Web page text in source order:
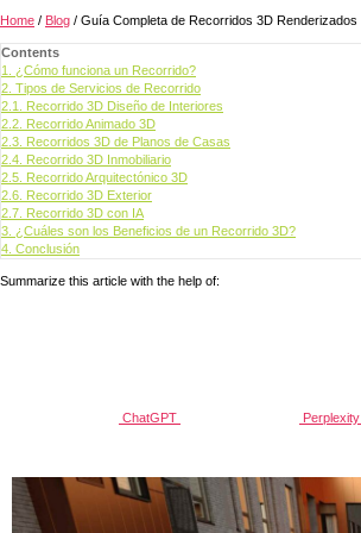
Home / Blog / Guía Completa de Recorridos 3D Renderizados
Contents
1.
¿Cómo funciona un Recorrido?
2. Tipos de Servicios de Recorrido
2.1.
Recorrido 3D Diseño de Interiores
2.2. Recorrido Animado 3D
2.3. Recorridos 3D de Planos de Casas
2.4. Recorrido 3D Inmobiliario
2.5. Recorrido Arquitectónico 3D
2.6. Recorrido 3D Exterior
2.7. Recorrido 3D con IA
3. ¿Cuáles son los Beneficios de un Recorrido 3D?
4. Conclusión
Summarize this article with the help of:
ChatGPT Perplexity